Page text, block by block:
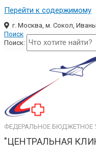
Перейти к содержимому
г. Москва, м. Сокол,
Поиск
Поиск:
ФЕДЕРАЛЬНОЕ БЮДЖЕТНОЕ
"ЦЕНТРАЛЬНАЯ